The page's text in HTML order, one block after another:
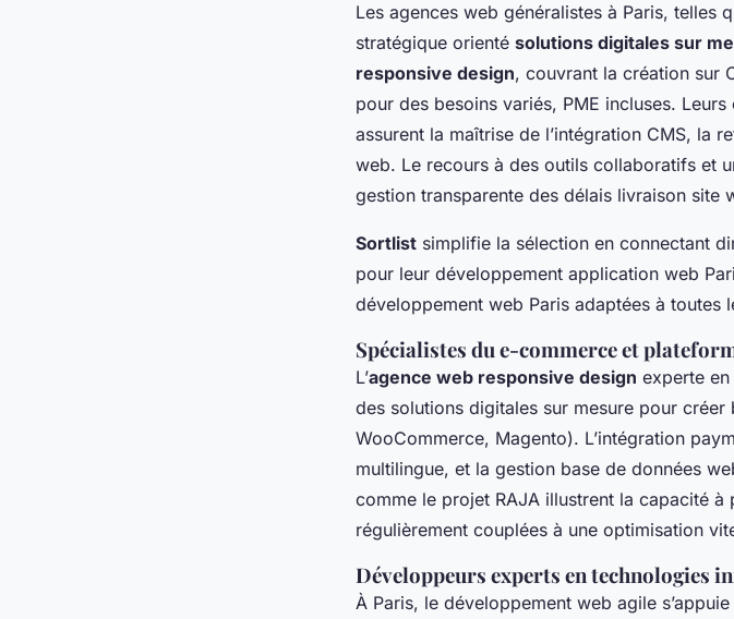
Les agences web généralistes à Paris, telles
stratégique orienté solutions digitales sur
responsive design, couvrant la création sur
pour des besoins variés, PME incluses. Leurs
assurent la maîtrise de l’intégration CMS, la
web. Le recours à des outils collaboratifs et
gestion transparente des délais livraison site
Sortlist simplifie la sélection en connectant
pour leur développement application web
développement web Paris adaptées à toutes
Spécialistes du e-commerce et
L’agence web responsive design experte
des solutions digitales sur mesure pour
WooCommerce, Magento). L’intégration
multilingue, et la gestion base de données
comme le projet RAJA illustrent la capacité
régulièrement couplées à une optimisation
Développeurs experts en technologies
À Paris, le développement web agile